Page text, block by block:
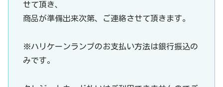
せて頂き、
商品が準備出来次第、ご連絡させて頂きます。
※ハリケーンランプのお支払い方法は銀行振込の
みです。